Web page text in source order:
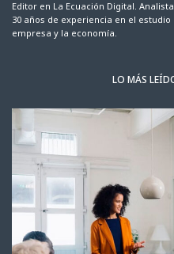
Editor en La Ecuación Digital.
30 años de experiencia en el
empresa y la economía.
LO MÁS